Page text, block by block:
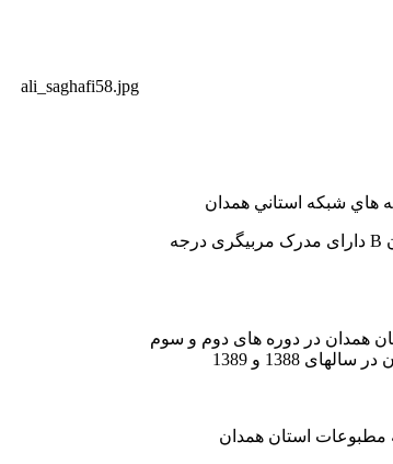
هاي شبكه استاني همدان
دارای مدرک مربیگری درجه B فوتبال آسیا و عضو کانون مربیان
همدان در دوره های دوم و سوم
1388 و 1389
استان همدان